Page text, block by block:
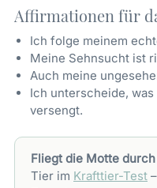
Affirmationen für
Ich folge meinem
Meine Sehnsucht ist
Auch meine
Ich unterscheide,
versengt.
Fliegt die Motte
Tier im Krafttier-Test